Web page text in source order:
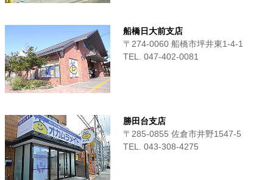
船橋日大前支店
〒274-0060 船橋市坪井東1-4-1
TEL. 047-402-0081
勝田台支店
〒285-0855 佐倉市井野1547-5
TEL. 043-308-4275